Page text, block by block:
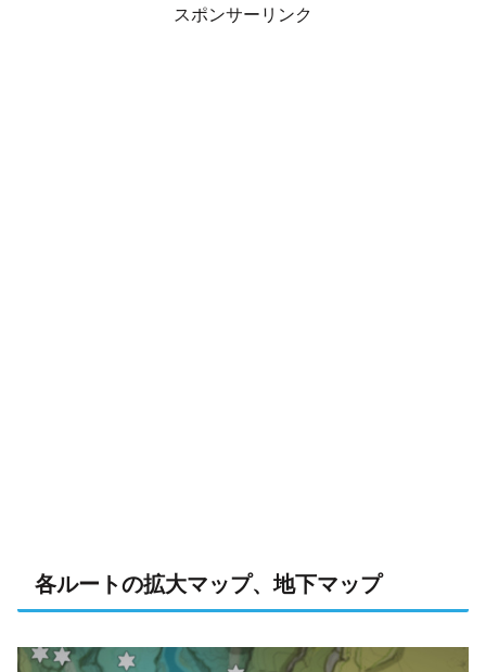
スポンサーリンク
各ルートの拡大マップ、地下マップ